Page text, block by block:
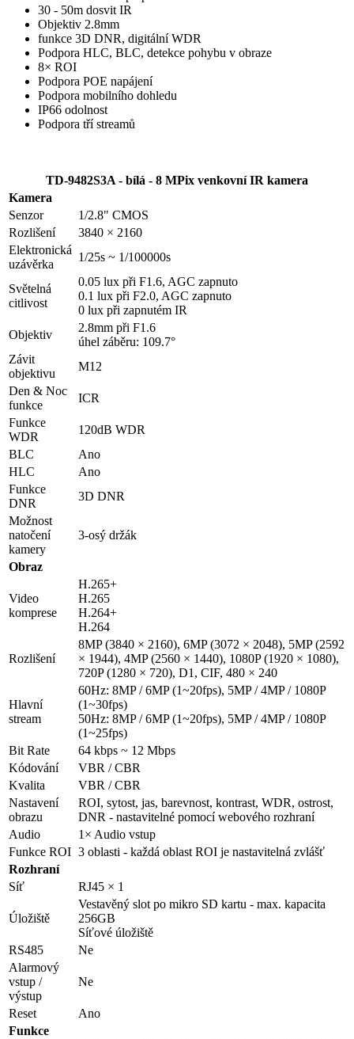
30 - 50m dosvit IR
Objektiv 2.8mm
funkce 3D DNR, digitální WDR
Podpora HLC, BLC, detekce pohybu v obraze
8× ROI
Podpora POE napájení
Podpora mobilního dohledu
IP66 odolnost
Podpora tří streamů
TD-9482S3A - bílá - 8 MPix venkovní IR kamera
Kamera
Senzor
1/2.8" CMOS
Rozlišení
3840 × 2160
Elektronická
uzávěrka
1/25s ~ 1/100000s
Světelná
citlivost
0.05 lux při F1.6, AGC zapnuto
0.1 lux při F2.0, AGC zapnuto
0 lux při zapnutém IR
Objektiv
2.8mm při F1.6
úhel záběru: 109.7°
Závit
objektivu
M12
Den & Noc
funkce
ICR
Funkce
WDR
120dB WDR
BLC
Ano
HLC
Ano
Funkce
DNR
3D DNR
Možnost
natočení
kamery
3-osý držák
Obraz
Video
komprese
H.265+
H.265
H.264+
H.264
Rozlišení
8MP (3840 × 2160), 6MP (3072 × 2048), 5MP (2592
× 1944), 4MP (2560 × 1440), 1080P (1920 × 1080),
720P (1280 × 720), D1, CIF, 480 × 240
Hlavní
stream
60Hz: 8MP / 6MP (1~20fps), 5MP / 4MP / 1080P
(1~30fps)
50Hz: 8MP / 6MP (1~20fps), 5MP / 4MP / 1080P
(1~25fps)
Bit Rate
64 kbps ~ 12 Mbps
Kódování
VBR / CBR
Kvalita
VBR / CBR
Nastavení
obrazu
ROI, sytost, jas, barevnost, kontrast, WDR, ostrost,
DNR - nastavitelné pomocí webového rozhraní
Audio
1× Audio vstup
Funkce ROI 3 oblasti - každá oblast ROI je nastavitelná zvlášť
Rozhraní
Síť
RJ45 × 1
Úložiště
Vestavěný slot po mikro SD kartu - max. kapacita
256GB
Síťové úložiště
RS485
Ne
Alarmový
vstup /
výstup
Ne
Reset
Ano
Funkce